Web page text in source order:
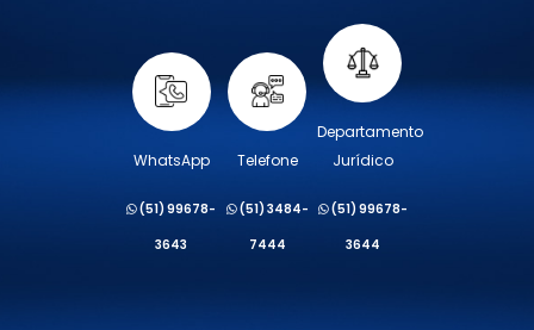
WhatsApp
(51) 99678-
3643
Telefone
(51) 3484-
7444
Departamento
Jurídico
(51) 99678-
3644